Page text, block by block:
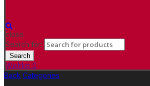
close
Search for:
Search
Wishlist 0
Back Categories